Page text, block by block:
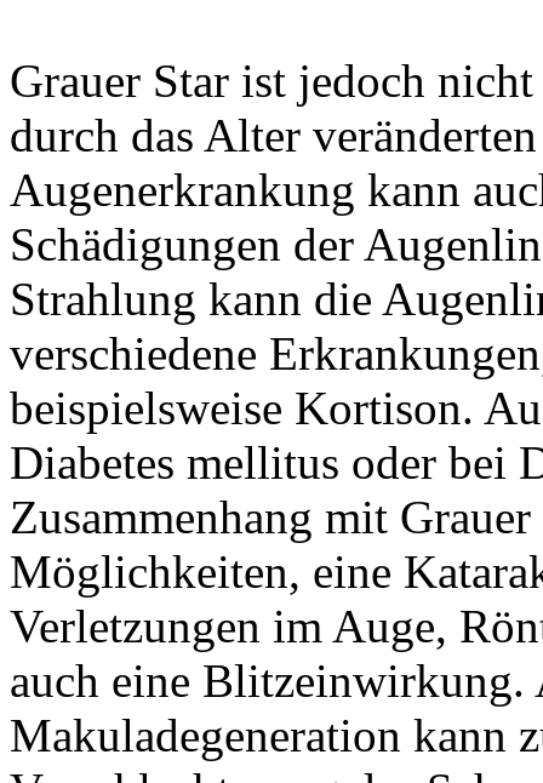
Grauer Star ist jedoch
durch das Alter
Augenerkrankung kann
Schädigungen der
Strahlung kann die
verschiedene
beispielsweise Kortison.
Diabetes mellitus oder bei
Zusammenhang mit
Möglichkeiten, eine
Verletzungen im Auge,
auch eine Blitzeinwirkung.
Makuladegeneration kann